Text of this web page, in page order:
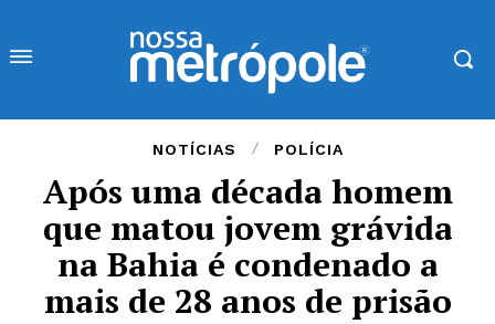
NOTÍCIAS POLÍCIA
Após uma década homem
que matou jovem grávida
na Bahia é condenado a
mais de 28 anos de prisão